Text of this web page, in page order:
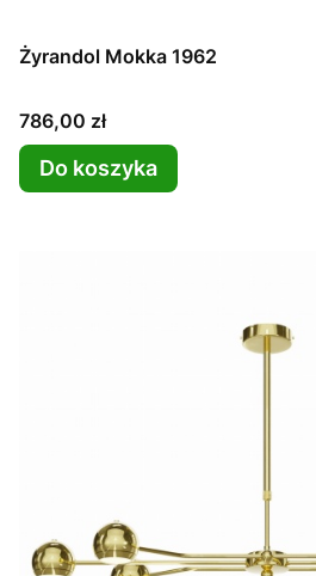
Żyrandol Mokka 1962
Cena
786,00 zł
Do koszyka